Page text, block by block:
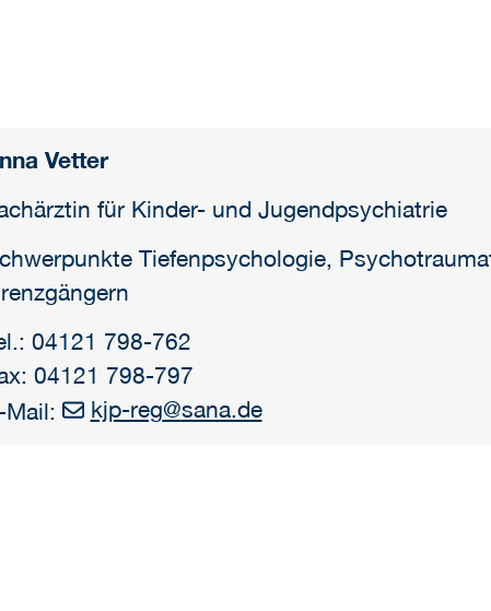
Vetter
für Kinder- und Jugendpsychiatrie
Tiefenpsychologie,
04121 798-762
04121 798-797
Mail:
kjp-reg@sana.de